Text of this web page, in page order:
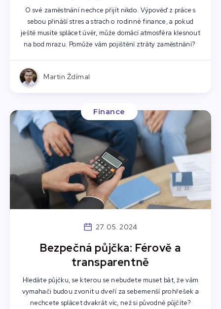
O své zaměstnání nechce přijít nikdo. Výpověď z práce s
sebou přináší stres a strach o rodinné finance, a pokud
ještě musíte splácet úvěr, může domácí atmosféra klesnout
na bod mrazu. Pomůže vám pojištění ztráty zaměstnání?
Martin Ždímal
Finance
27. 05. 2024
Bezpečná půjčka: Férově a
transparentně
Hledáte půjčku, se kterou se nebudete muset bát, že vám
vymahači budou zvonit u dveří za sebemenší prohřešek a
nechcete splácet dvakrát víc, než si původně půjčíte?